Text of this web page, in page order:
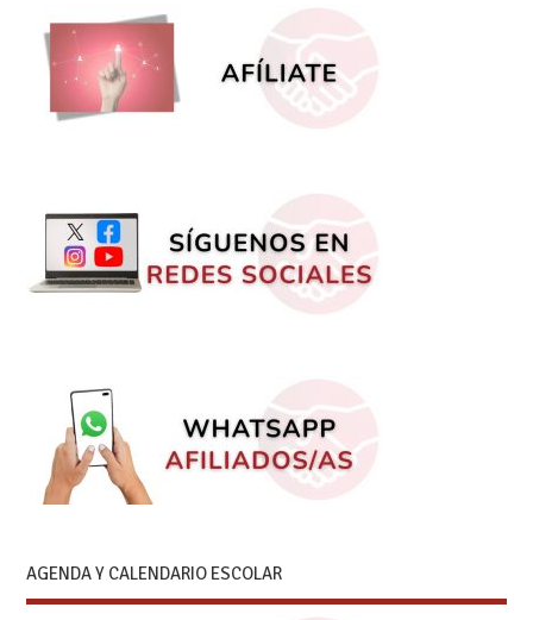
AGENDA Y CALENDARIO ESCOLAR